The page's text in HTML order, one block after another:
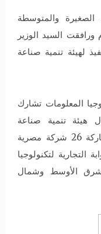
والمتوسطة
السيد الوزير
لهيئة تنمية صناعة
المعلومات تشارك
تنمية صناعة
تكنولوجيا المعلومات برعاية ودعم مشاركة 26 شركة مصرية
التجارية لتكنولوجيا
الأوسط وشمال